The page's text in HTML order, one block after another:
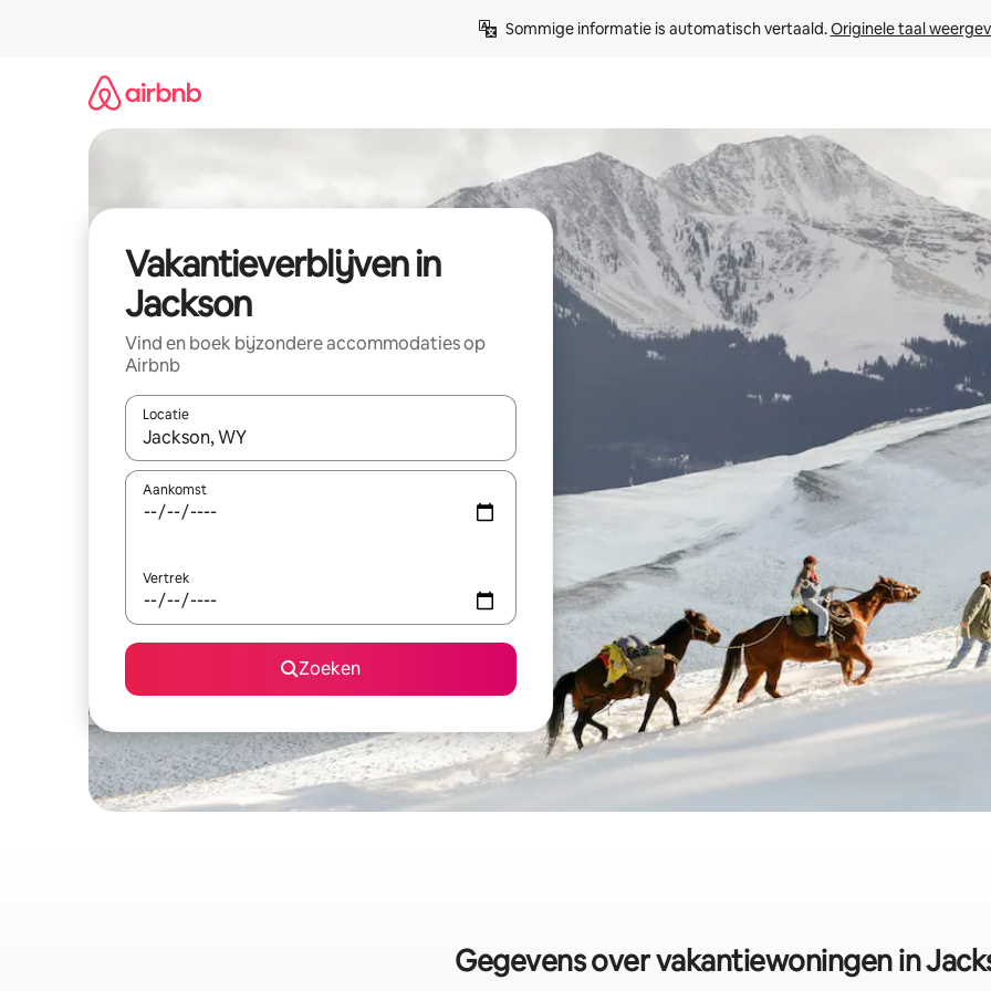
Sommige informatie is automatisch vertaald. Originele taal
Vakantieverblijven in
Jackson
Vind en boek bijzondere accommodaties op
Airbnb
Locatie
Wanneer er resultaten beschikbaar zijn, maak je een keuze met je de pijltjestoetsen omhoog en omlaag, óf door te
Aankomst
Vertrek
Zoeken
Gegevens over vakantiewoningen in